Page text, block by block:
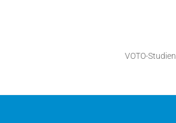
VOTO-Studien